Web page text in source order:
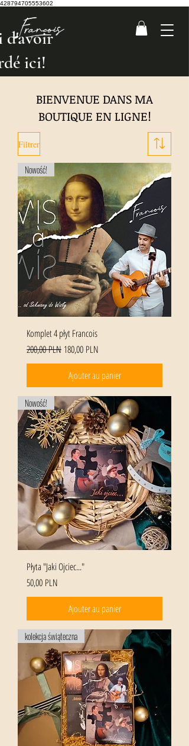
428794705553602
d'avoir
ici!
BIENVENUE DANS MA
BOUTIQUE EN LIGNE!
Filtrer
Nowość!
Komplet 4 płyt Francois
Prix original
200,00 PLN Prix promotionnel
180,00 PLN
Ajouter au panier
Nowość!
Płyta "Jaki Ojciec..."
Prix
50,00 PLN
Ajouter au panier
kolekcja świąteczna